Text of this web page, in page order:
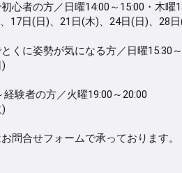
心者の方／日曜14:00～15:00・木曜
17日(日)、21日(木)、24日(日)、28
くに姿勢が気になる方／日曜15:30
験者の方／火曜19:00～20:00
問合せフォームで承っております。